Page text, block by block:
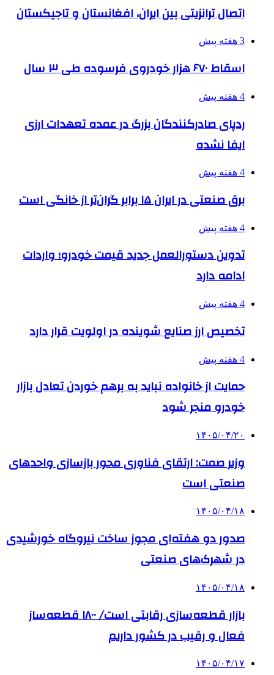
اتصال ترانزیتی بین ایران، افغانستان و تاجیکستان
3 هفته پیش
اسقاط ۶۷۰ هزار خودروی فرسوده طی ۳ سال
4 هفته پیش
ردپای صادرکنندگان بزرگ در عمده تعهدات ارزی
ایفا نشده
4 هفته پیش
برق صنعتی در ایران ۱۵ برابر گران‌تر از خانگی است
4 هفته پیش
تدوین دستورالعمل جدید قیمت خودرو؛ واردات
ادامه دارد
4 هفته پیش
تخصیص ارز صنایع شوینده در اولویت قرار دارد
4 هفته پیش
حمایت از خانواده نباید به برهم خوردن تعادل بازار
خودرو منجر شود
۱۴۰۵/۰۴/۲۰
وزیر صمت: ارتقای فناوری محور بازسازی واحدهای
صنعتی است
۱۴۰۵/۰۴/۱۸
صدور دو هفته‌ای مجوز ساخت نیروگاه خورشیدی
در شهرک‌های صنعتی
۱۴۰۵/۰۴/۱۸
بازار قطعه‌سازی رقابتی است/ ۱۸۰۰ قطعه‌ساز
فعال و رقیب در کشور داریم
۱۴۰۵/۰۴/۱۷